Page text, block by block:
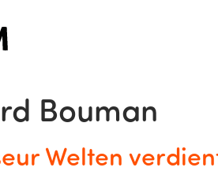
Bouman
Welten